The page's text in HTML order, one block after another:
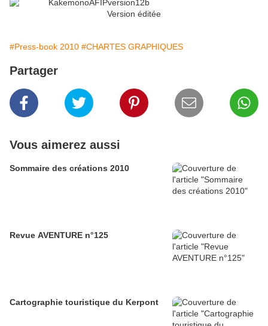
Version éditée
#Press-book 2010 #CHARTES GRAPHIQUES
Partager
Vous aimerez aussi
Sommaire des créations 2010
Revue AVENTURE n°125
Cartographie touristique du Kerpont